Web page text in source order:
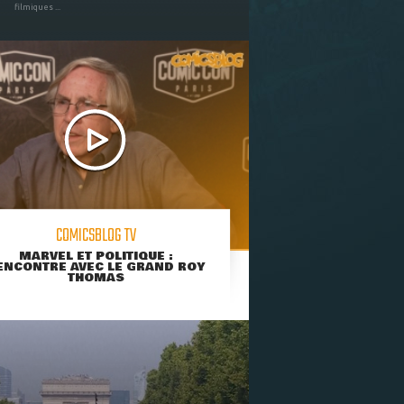
filmiques ...
COMICSBLOG TV
MARVEL ET POLITIQUE :
AVEC LE GRAND ROY
THOMAS